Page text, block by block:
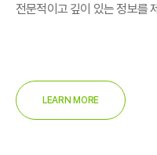
전문적이고 깊이 있는 정보를
LEARN MORE